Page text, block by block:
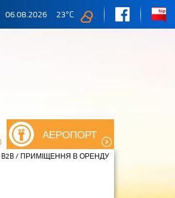
06.08.2026 23°C
АЕРОПОРТ
B2B/ ПРИМІЩЕННЯ В ОРЕНДУ